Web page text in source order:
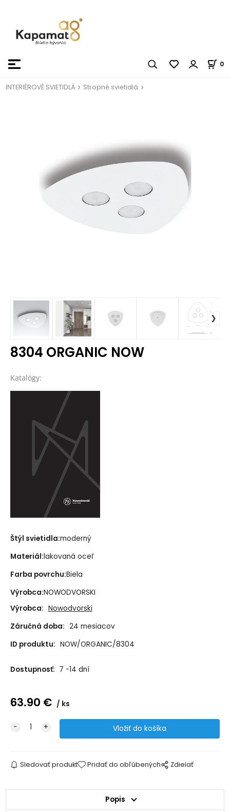
0
INTERIÉROVÉ SVIETIDLÁ Stropné svietidlá
8304 ORGANIC NOW
Katalógy:
Štýl svietidla:moderný
Materiál:lakovaná oceľ
Farba povrchu:Biela
Výrobca:NOWODVORSKI
Výrobca: Nowodvorski
Záručná doba: 24 mesiacov
ID produktu: NOW/ORGANIC/8304
Dostupnosť: 7 -14 dní
63.90 € ks
Sledovať produkt Pridať do obľúbených Zdielať
Popis